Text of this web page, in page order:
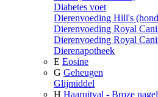
Diabetes voet
Dierenvoeding Hill's
Dierenvoeding Royal
Dierenvoeding Royal
Dierenapotheek
E Eosine
G Geheugen
Glijmiddel
H Haaruitval - Broze